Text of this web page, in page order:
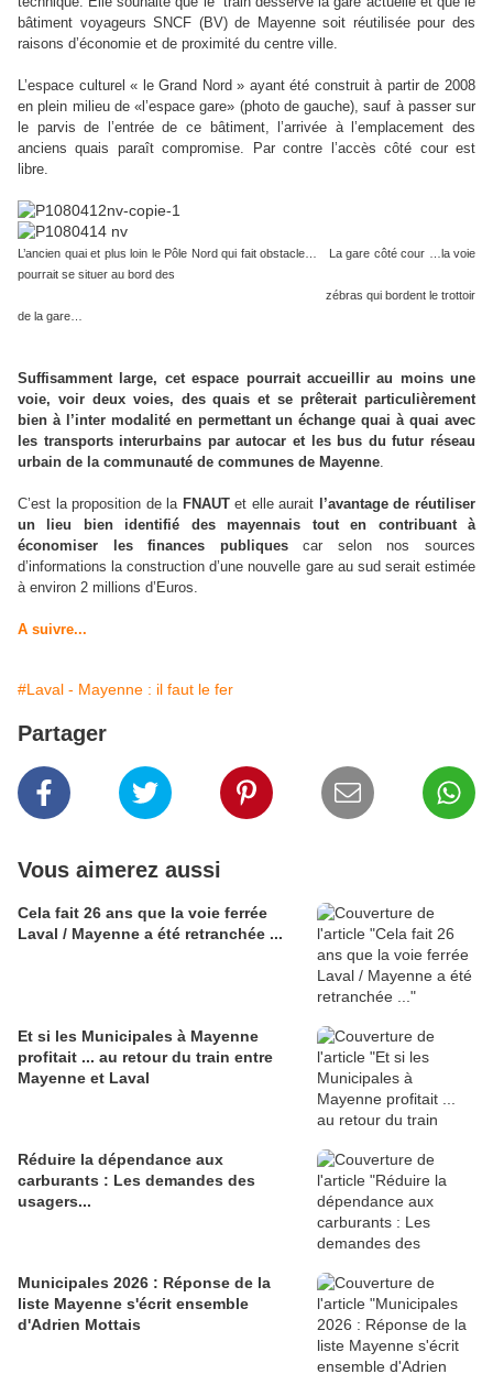
bâtiment voyageurs SNCF (BV) de Mayenne soit réutilisée pour des
raisons d’économie et de proximité du centre ville.
L’espace culturel « le Grand Nord » ayant été construit à partir de 2008
en plein milieu de «l’espace gare» (photo de gauche), sauf à passer sur
le parvis de l’entrée de ce bâtiment, l’arrivée à l’emplacement des
anciens quais paraît compromise. Par contre l’accès côté cour est
libre.
L’ancien quai et plus loin le Pôle Nord qui fait obstacle… La gare côté cour …la voie
pourrait se situer au bord des
zébras qui bordent le trottoir
de la gare…
Suffisamment large, cet espace pourrait accueillir au moins une
voie, voir deux voies, des quais et se prêterait particulièrement
bien à l’inter modalité en permettant un échange quai à quai avec
les transports interurbains par autocar et les bus du futur réseau
urbain de la communauté de communes de Mayenne
C’est la proposition de la FNAUTet elle aurait l’avantage de réutiliser
un lieu bien identifié des mayennais
tout en contribuant à
économiser les finances publiquescar selon nos sources
d’informations la construction d’une nouvelle gare au sud serait estimée
à environ 2 millions d’Euros.
A suivre...
#Laval - Mayenne : il faut le fer
Partager
Vous aimerez aussi
Cela fait 26 ans que la voie ferrée
Laval / Mayenne a été retranchée ...
Et si les Municipales à Mayenne
profitait ... au retour du train entre
Mayenne et Laval
Réduire la dépendance aux
carburants : Les demandes des
usagers...
Municipales 2026 : Réponse de la
liste Mayenne s'écrit ensemble
d'Adrien Mottais